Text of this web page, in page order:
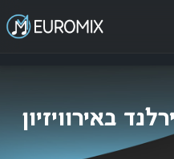
באירוויזיון